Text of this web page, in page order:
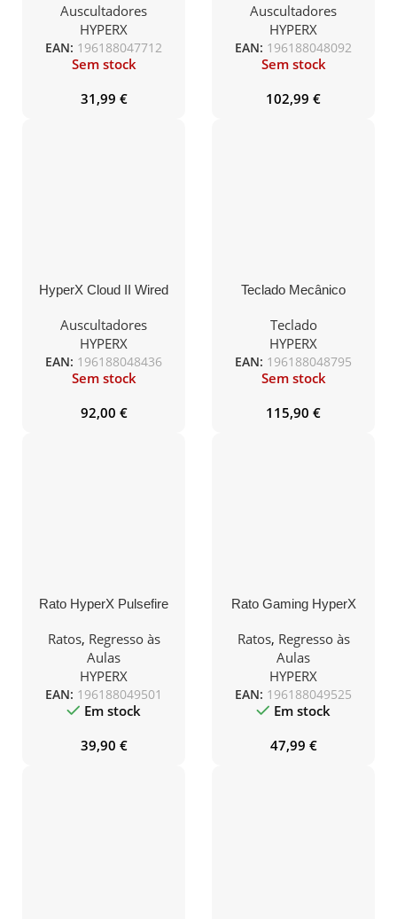
Auscultadores
HYPERX
EAN: 196188047712
Sem stock
31,99 €
Auscultadores
HYPERX
EAN: 196188048092
Sem stock
102,99 €
HyperX Cloud II Wired
–
Auscultadores
HYPERX
EAN: 196188048436
Sem stock
92,00 €
Teclado Mecânico
RGB Gaming US Red
Switches
Teclado
HYPERX
EAN: 196188048795
Sem stock
115,90 €
Rato HyperX Pulsefire
Ratos, Regresso às
Aulas
HYPERX
EAN: 196188049501
Em stock
39,90 €
Rato Gaming HyperX
DPI
Ratos, Regresso às
Aulas
HYPERX
EAN: 196188049525
Em stock
47,99 €